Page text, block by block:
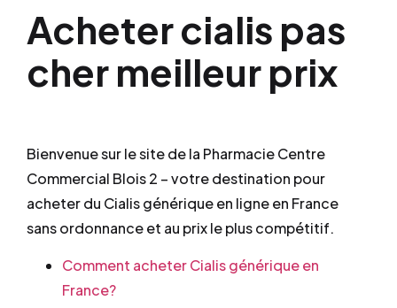
Acheter cialis pas
cher meilleur prix
Bienvenue sur le site de la Pharmacie Centre
Commercial Blois 2 – votre destination pour
acheter du Cialis générique en ligne en France
sans ordonnance et au prix le plus compétitif.
Comment acheter Cialis générique en
France?